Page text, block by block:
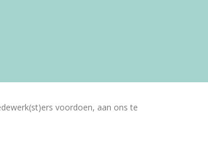
voordoen, aan ons te